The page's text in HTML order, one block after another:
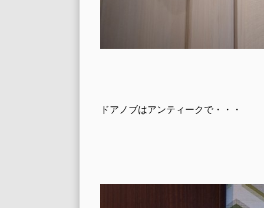
ドアノブはアンティークで・・・